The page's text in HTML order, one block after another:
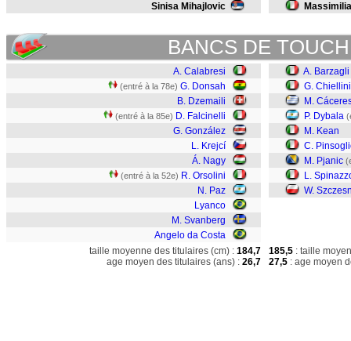
Sinisa Mihajlovic
BANCS DE
A. Calabresi
(entré à la 78e) G. Donsah
B. Dzemaili
(entré à la 85e) D. Falcinelli
G. González
L. Krejcí
Á. Nagy
(entré à la 52e) R. Orsolini
N. Paz
Lyanco
M. Svanberg
Angelo da Costa
A. Barzagli
G. Chiellini
M.
P. Dybala
M. Kean
C.
M. Pjanic
L.
W.
taille moyenne des titulaires (cm) : 184,7
age moyen des titulaires (ans) : 26,7
185,5 : taille
27,5 : age moyen